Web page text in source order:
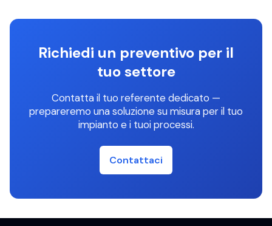
Richiedi un preventivo per il
tuo settore
Contatta il tuo referente dedicato —
prepareremo una soluzione su misura per il tuo
impianto e i tuoi processi.
Contattaci